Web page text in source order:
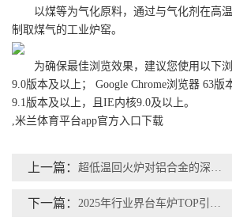
以煤等为气化原料，通过与气化剂在高温
制取煤气的工业炉窑。
为确保最佳浏览效果，建议您使用以下
9.0版本及以上； Google Chrome浏览器 63版
9.1版本及以上，且IE内核9.0及以上。
,米兰体育平台app官方入口下载
上一篇：
下一篇：